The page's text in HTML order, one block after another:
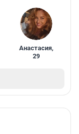
Анастасия,
29